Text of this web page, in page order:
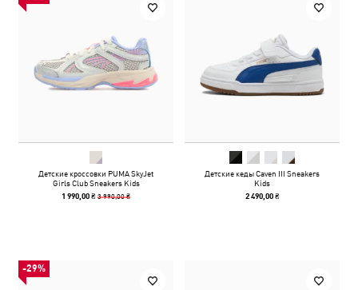
Детские кроссовки PUMA SkyJet
Girls Club Sneakers Kids
1 990,00 ₴3 990,00 ₴
Детские кеды Caven III Sneakers
Kids
2 490,00 ₴
-29%